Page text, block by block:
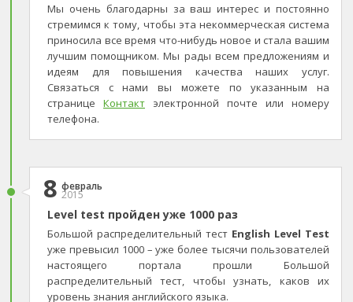
Мы очень благодарны за ваш интерес и постоянно
стремимся к тому, чтобы эта некоммерческая система
приносила все время что-нибудь новое и стала вашим
лучшим помощником. Мы рады всем предложениям и
идеям для повышения качества наших услуг.
Связаться с нами вы можете по указанным на
странице Контакт электронной почте или номеру
телефона.
8 февраль
2015
Level test пройден уже 1000 раз
Большой распределительный тест English Level Test
уже превысил 1000 – уже более тысячи пользователей
настоящего портала прошли Большой
распределительный тест, чтобы узнать, каков их
уровень знания английского языка.